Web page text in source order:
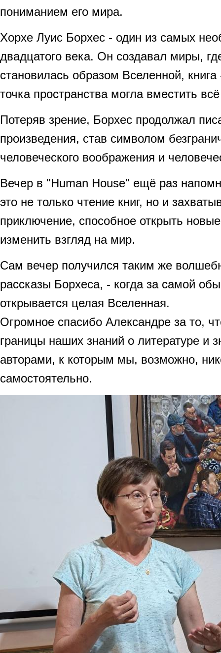
пониманием его мира.
Хорхе Луис Борхес - один из самых
двадцатого века. Он создавал миры,
становилась образом Вселенной,
точка пространства могла вместить
Потеряв зрение, Борхес продолжал
произведения, став символом
человеческого воображения и
Вечер в "Human House" ещё раз
это не только чтение книг, но и
приключение, способное открыть
изменить взгляд на мир.
Сам вечер получился таким же
рассказы Борхеса, - когда за самой
открывается целая Вселенная.
Огромное спасибо Александре за то,
границы наших знаний о литературе и
авторами, к которым мы, возможно,
самостоятельно.